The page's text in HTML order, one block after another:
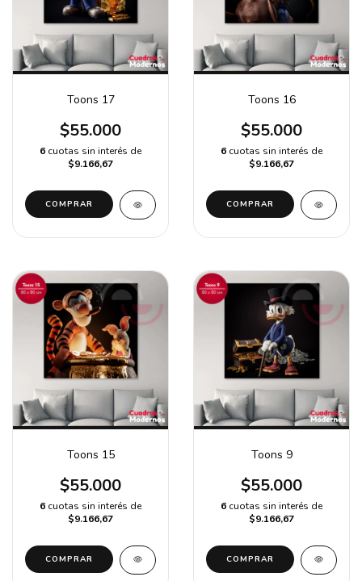
Toons 17
$55.000
6 cuotas sin interés de
$9.166,67
COMPRAR
Toons 16
$55.000
6 cuotas sin interés de
$9.166,67
COMPRAR
Toons 15
$55.000
6 cuotas sin interés de
$9.166,67
COMPRAR
Toons 9
$55.000
6 cuotas sin interés de
$9.166,67
COMPRAR